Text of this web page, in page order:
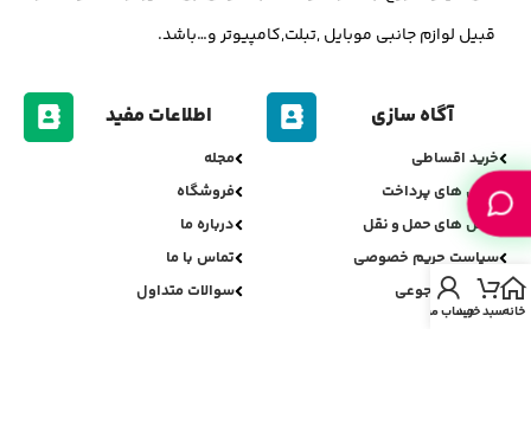
قبیل لوازم جانبی موبایل ,تبلت,کامپیوتر و…باشد.
آگاه سازی
خرید اقساطی
روش های پرداخت
روش های حمل و نقل
سیاست حریم خصوصی
سیاست مرجوعی
اطلاعات مفید
مجله
فروشگاه
درباره ما
تماس با ما
سوالات متداول
خانهسبد خریدحساب من